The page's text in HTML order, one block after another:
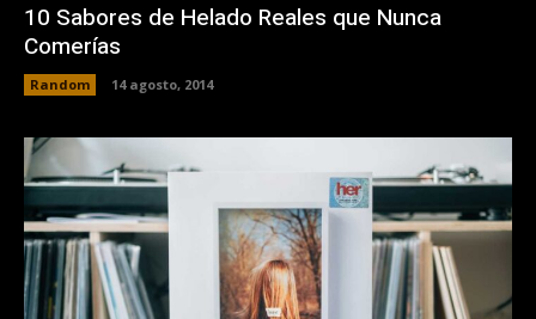
10 Sabores de Helado Reales que Nunca
Comerías
Random 14 agosto, 2014